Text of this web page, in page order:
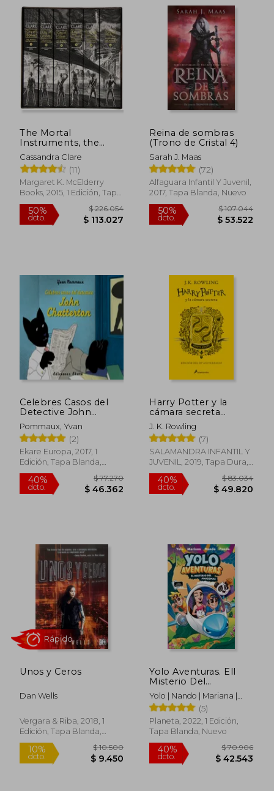
50%
dcto.
$ 96.113
$ 48.056
40%
dcto.
The Mortal
Instruments, the
Complete Collection:
City of Bones; City of
Ashes; City of Glass;
City of Fallen Angels;
City of Lost Souls; City
Cassandra Clare
(11)
Margaret K. McElderry
Books, 2015, 1 Edición, Tapa
Blanda, Nuevo
50%
dcto.
$ 226.054
$ 113.027
Reina de sombras
(Trono de Cristal 4)
Sarah J. Maas
(72)
Alfaguara Infantil Y Juvenil,
2017, Tapa Blanda, Nuevo
50%
dcto.
Celebres Casos del
Detective John
Chatterton
Pommaux, Yvan
(2)
Ekare Europa, 2017, 1
Edición, Tapa Blanda,
Nuevo
Harry Potter y la
cámara secreta
(edición Hufflepuff
del 20º aniversario)
(Harry Potter 2)
J. K. Rowling
(7)
SALAMANDRA INFANTIL Y
JUVENIL, 2019, Tapa Dura,
Nuevo
Unos y Ceros
Dan Wells
Vergara & Riba, 2018, 1
Edición, Tapa Blanda,
Nuevo
Yolo Aventuras. Ell
Misterio Del
Amazonas
Yolo | Nando | Mariana |
Panda
(5)
Planeta, 2022, 1 Edición,
Tapa Blanda, Nuevo